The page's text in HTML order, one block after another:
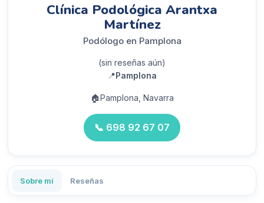
Clínica Podológica Arantxa
Martínez
Podólogo en Pamplona
(sin reseñas aún)
📍Pamplona
🏠Pamplona, Navarra
📞 698 92 67 07
Sobre mí Reseñas